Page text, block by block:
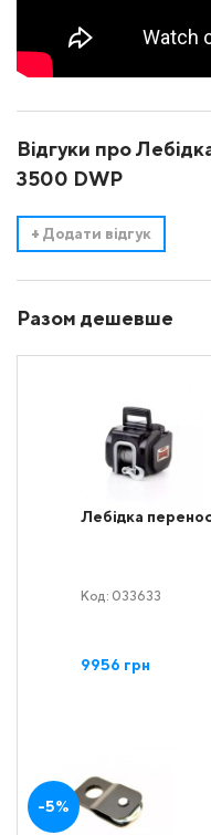
Відгуки про
3500 DWP
+ Додати відгук
Разом дешевше
Лебідка
Код: 033633
9956 грн
-5%